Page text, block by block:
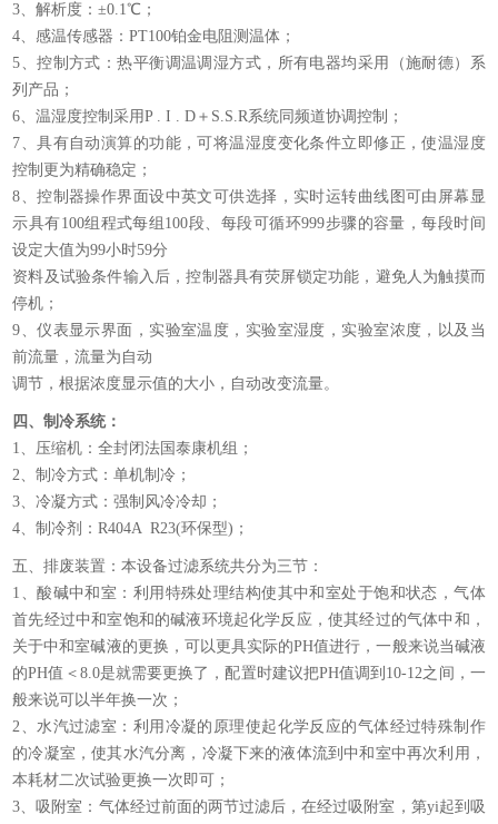
3、解析度：±0.1℃；
4、感温传感器：PT100铂金电阻测温体；
5、控制方式：热平衡调温调湿方式，所有电器均采用（施耐德）系
列产品；
6、温湿度控制采用P . I . D＋S.S.R系统同频道协调控制；
7、具有自动演算的功能，可将温湿度变化条件立即修正，使温湿度
控制更为精确稳定；
8、控制器操作界面设中英文可供选择，实时运转曲线图可由屏幕显
示具有100组程式每组100段、每段可循环999步骤的容量，每段时间
设定大值为99小时59分
资料及试验条件输入后，控制器具有荧屏锁定功能，避免人为触摸而
停机；
9、仪表显示界面，实验室温度，实验室湿度，实验室浓度，以及当
前流量，流量为自动
调节，根据浓度显示值的大小，自动改变流量。
四、制冷系统：
1、压缩机：全封闭法国泰康机组；
2、制冷方式：单机制冷；
3、冷凝方式：强制风冷冷却；
4、制冷剂：R404A R23(环保型)；
五、排废装置：本设备过滤系统共分为三节：
1、酸碱中和室：利用特殊处理结构使其中和室处于饱和状态，气体
首先经过中和室饱和的碱液环境起化学反应，使其经过的气体中和，
关于中和室碱液的更换，可以更具实际的PH值进行，一般来说当碱液
的PH值＜8.0是就需要更换了，配置时建议把PH值调到10-12之间，一
般来说可以半年换一次；
2、水汽过滤室：利用冷凝的原理使起化学反应的气体经过特殊制作
的冷凝室，使其水汽分离，冷凝下来的液体流到中和室中再次利用，
本耗材二次试验更换一次即可；
3、吸附室：气体经过前面的两节过滤后，在经过吸附室，第yi起到吸